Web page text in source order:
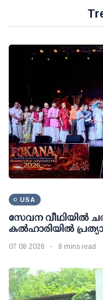
USA
സേവന വീഥിയില്‍
കല്‍ഹാരിയില്‍
07 08 2026 8 mins read